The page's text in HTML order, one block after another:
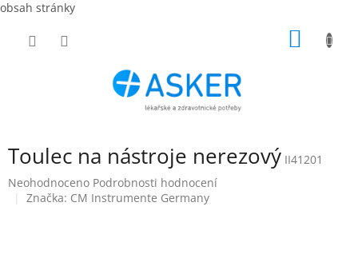
obsah stránky
Toulec na nástroje nerezový II41201
Průměrné
hodnocení
Neohodnoceno Podrobnosti hodnocení
Značka: CM Instrumente Germany